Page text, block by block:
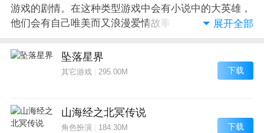
游戏的剧情。在这种类型游戏中会有小说中的大英雄，
他们会有自己唯美而又浪漫爱情故事。神话游戏下载尽
展开全部
坠落星界
其它游戏 295.00M 下载
山海经之北冥传说
角色扮演 184.30M 下载